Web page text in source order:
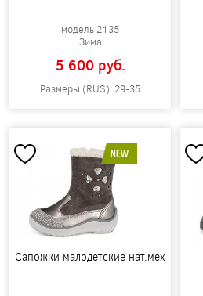
модель 2135
Зима
5 600 pуб.
Размеры (RUS): 29-35
NEW
Сапожки малодетские нат.мех